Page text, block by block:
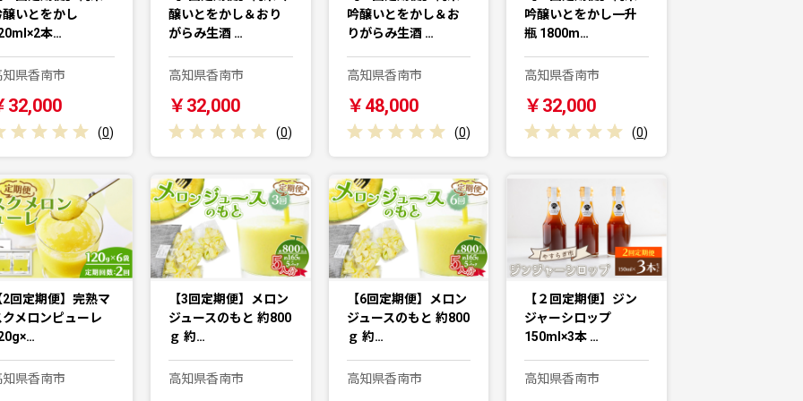
醸いとをかし
本…
知県香南市
32,000
(0)
醸いとをかし＆おり
がらみ生酒 …
高知県香南市
￥32,000
(0)
吟醸いとをかし＆お
りがらみ生酒 …
高知県香南市
￥48,000
(0)
吟醸いとをかし一升
瓶 1800m…
高知県香南市
￥32,000
(0)
2回定期便】完熟マ
クメロンピューレ
知県香南市
【3回定期便】メロン
ジュースのもと 約800
ｇ 約…
高知県香南市
【6回定期便】メロン
ジュースのもと 約800
ｇ 約…
高知県香南市
【２回定期便】ジン
ジャーシロップ
150ml×3本 …
高知県香南市